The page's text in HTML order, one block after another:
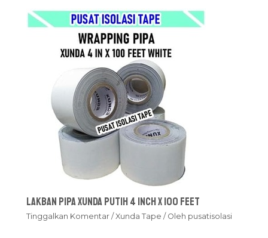
Lakban Pipa Xunda Putih 4 inch x 100 feet
Tinggalkan Komentar /Xunda Tape / Oleh pusatisolasi